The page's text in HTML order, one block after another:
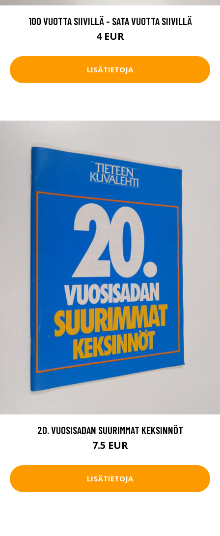
100 VUOTTA SIIVILLÄ - SATA VUOTTA SIIVILLÄ
4 EUR
LISÄTIETOJA
20. VUOSISADAN SUURIMMAT KEKSINNÖT
7.5 EUR
LISÄTIETOJA